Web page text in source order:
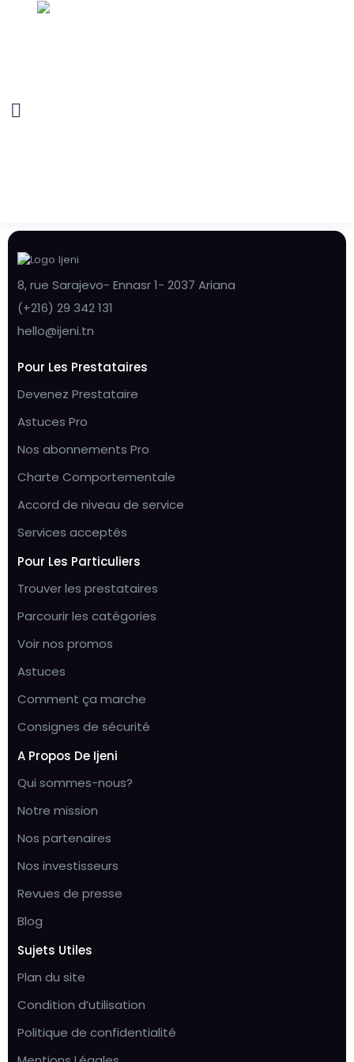
8, rue Sarajevo- Ennasr 1- 2037 Ariana
(+216) 29 342 131
hello@ijeni.tn
Pour Les Prestataires
Devenez Prestataire
Astuces Pro
Nos abonnements Pro
Charte Comportementale
Accord de niveau de service
Services acceptés
Pour Les Particuliers
Trouver les prestataires
Parcourir les catégories
Voir nos promos
Astuces
Comment ça marche
Consignes de sécurité
A Propos De Ijeni
Qui sommes-nous?
Notre mission
Nos partenaires
Nos investisseurs
Revues de presse
Blog
Sujets Utiles
Plan du site
Condition d’utilisation
Politique de confidentialité